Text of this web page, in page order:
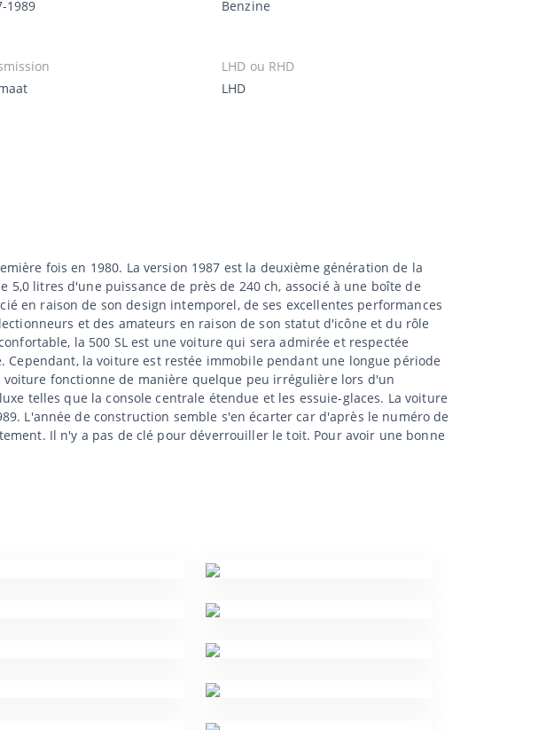
1989
Benzine
LHD ou RHD
LHD
fois en 1980. La version 1987 est la deuxième génération de la
5,0 litres d'une puissance de près de 240 ch, associé à une boîte de
en raison de son design intemporel, de ses excellentes performances
et des amateurs en raison de son statut d'icône et du rôle
la 500 SL est une voiture qui sera admirée et respectée
Cependant, la voiture est restée immobile pendant une longue période
fonctionne de manière quelque peu irrégulière lors d'un
telles que la console centrale étendue et les essuie-glaces. La voiture
L'année de construction semble s'en écarter car d'après le numéro de
Il n'y a pas de clé pour déverrouiller le toit. Pour avoir une bonne